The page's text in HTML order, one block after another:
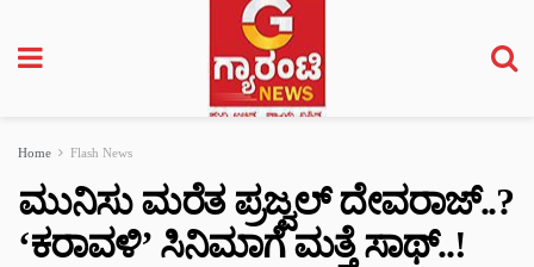
Home Flash News
ಮುನಿಸು ಮರೆತ ಪ್ರಜ್ವಲ್ ದೇವರಾಜ್..?
‘ಕರಾವಳಿ’ ಸಿನಿಮಾಗೆ ಮತ್ತೆ ಸಾಥ್..!